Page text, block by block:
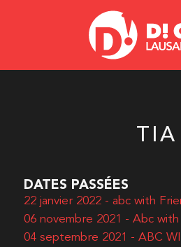
TIA
DATES PASSÉES
22 janvier 2022 - abc with
06 novembre 2021 - Abc with
04 septembre 2021 - ABC